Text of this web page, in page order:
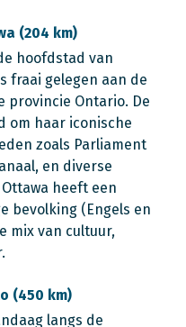
(204 km)
hoofdstad van
fraai gelegen aan de
provincie Ontario. De
om haar iconische
zoals Parliament
en diverse
heeft een
bevolking (Engels en
mix van cultuur,
(450 km)
langs de